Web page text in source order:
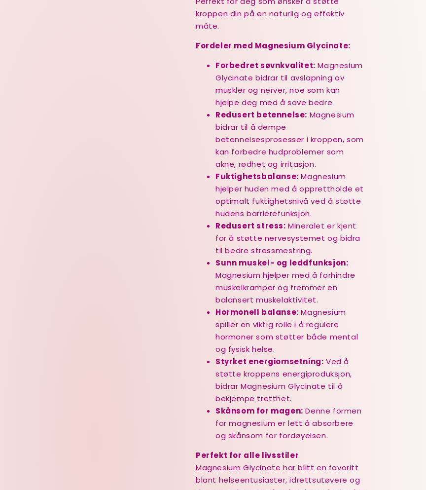
kroppen din på en naturlig og effektiv
måte.
Fordeler med Magnesium Glycinate:
Forbedret søvnkvalitet: Magnesium
Glycinate bidrar til avslapning av
muskler og nerver, noe som kan
hjelpe deg med å sove bedre.
Redusert betennelse: Magnesium
bidrar til å dempe
betennelsesprosesser i kroppen, som
kan forbedre hudproblemer som
akne, rødhet og irritasjon.
Fuktighetsbalanse: Magnesium
hjelper huden med å opprettholde et
optimalt fuktighetsnivå ved å støtte
hudens barrierefunksjon.
Redusert stress: Mineralet er kjent
for å støtte nervesystemet og bidra
til bedre stressmestring.
Sunn muskel- og leddfunksjon:
Magnesium hjelper med å forhindre
muskelkramper og fremmer en
balansert muskelaktivitet.
Hormonell balanse: Magnesium
spiller en viktig rolle i å regulere
hormoner som støtter både mental
og fysisk helse.
Styrket energiomsetning: Ved å
støtte kroppens energiproduksjon,
bidrar Magnesium Glycinate til å
bekjempe tretthet.
Skånsom for magen: Denne formen
for magnesium er lett å absorbere
og skånsom for fordøyelsen.
Perfekt for alle livsstiler
Magnesium Glycinate har blitt en favoritt
blant helseentusiaster, idrettsutøvere og